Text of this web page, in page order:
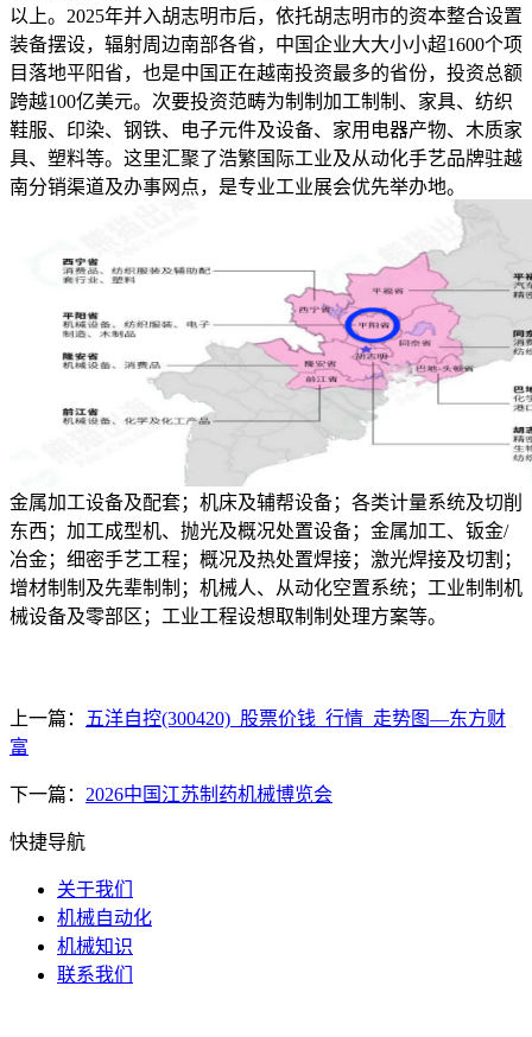
以上。2025年并入胡志明市后，依托胡志明市的资本整合设置
装备摆设，辐射周边南部各省，中国企业大大小小超1600个项
目落地平阳省，也是中国正在越南投资最多的省份，投资总额
跨越100亿美元。次要投资范畴为制制加工制制、家具、纺织
鞋服、印染、钢铁、电子元件及设备、家用电器产物、木质家
具、塑料等。这里汇聚了浩繁国际工业及从动化手艺品牌驻越
南分销渠道及办事网点，是专业工业展会优先举办地。
金属加工设备及配套；机床及辅帮设备；各类计量系统及切削
东西；加工成型机、抛光及概况处置设备；金属加工、钣金/
冶金；细密手艺工程；概况及热处置焊接；激光焊接及切割；
增材制制及先辈制制；机械人、从动化空置系统；工业制制机
械设备及零部区；工业工程设想取制制处理方案等。
上一篇：
五洋自控(300420)_股票价钱_行情_走势图—东方财
富
下一篇： 2026中国江苏制药机械博览会
快捷导航
关于我们
机械自动化
机械知识
联系我们